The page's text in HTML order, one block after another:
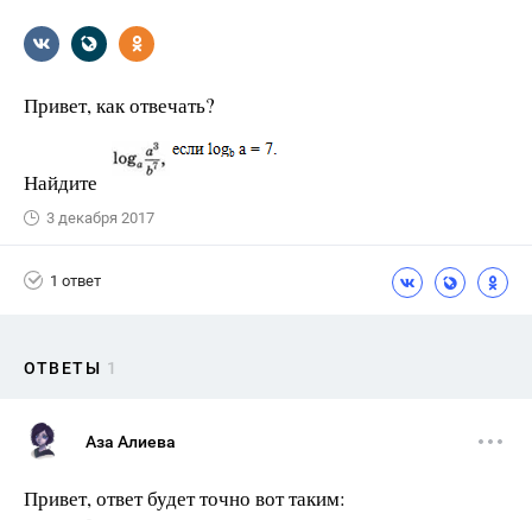
Привет, как отвечать?
Найдите
3 декабря 2017
1 ответ
ОТВЕТЫ 1
Аза Алиева
Привет, ответ будет точно вот таким: